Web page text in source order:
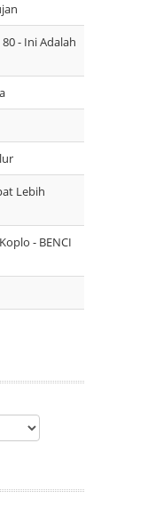
- Ini Adalah
Lebih
- BENCI